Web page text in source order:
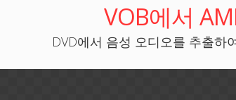
VOB에서
DVD에서 음성 오디오를 추출하